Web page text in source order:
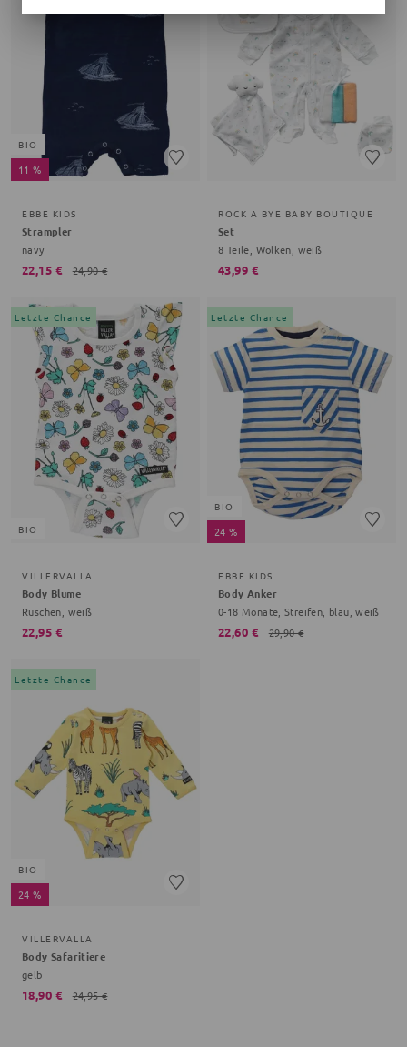
BIO
11 %
EBBE KIDS
Strampler
navy
22,15 € 24,90 €
ROCK A BYE BABY BOUTIQUE
Set
8 Teile, Wolken, weiß
43,99 €
Letzte Chance
BIO
VILLERVALLA
Body Blume
Rüschen, weiß
22,95 €
Letzte Chance
BIO
24 %
EBBE KIDS
Body Anker
0-18 Monate, Streifen, blau, weiß
22,60 € 29,90 €
Letzte Chance
BIO
24 %
VILLERVALLA
Body Safaritiere
gelb
18,90 € 24,95 €